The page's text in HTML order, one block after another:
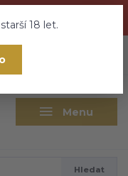
ještě mnohem víc
18 let.
Menu
Hledat